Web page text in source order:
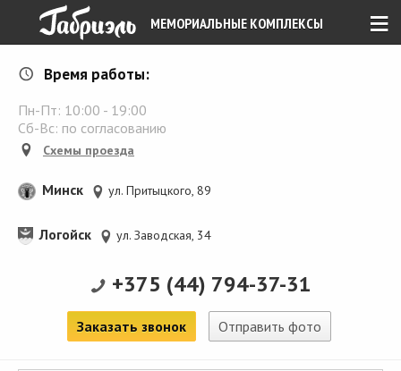
≡
МЕМОРИАЛЬНЫЕ КОМПЛЕКСЫ
Время работы:
Пн-Пт: 10:00 - 19:00
Сб-Вс: по согласованию
Схемы проезда
Минск ул. Притыцкого, 89
Логойск ул. Заводская, 34
+375 (44) 794-37-31
Заказать звонок Отправить фото